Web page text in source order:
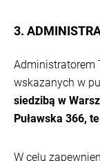
3.
Administratorem
wskazanych w
siedzibą w
Puławska 366,
W celu